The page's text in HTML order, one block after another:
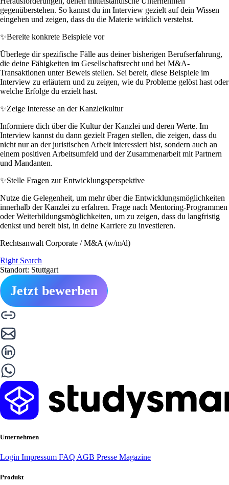
gegenüberstehen. So kannst du im Interview gezielt auf dein Wissen
eingehen und zeigen, dass du die Materie wirklich verstehst.
✨Bereite konkrete Beispiele vor
Überlege dir spezifische Fälle aus deiner bisherigen Berufserfahrung,
die deine Fähigkeiten im Gesellschaftsrecht und bei M&A-
Transaktionen unter Beweis stellen. Sei bereit, diese Beispiele im
Interview zu erläutern und zu zeigen, wie du Probleme gelöst hast oder
welche Erfolge du erzielt hast.
✨Zeige Interesse an der Kanzleikultur
Informiere dich über die Kultur der Kanzlei und deren Werte. Im
Interview kannst du dann gezielt Fragen stellen, die zeigen, dass du
nicht nur an der juristischen Arbeit interessiert bist, sondern auch an
einem positiven Arbeitsumfeld und der Zusammenarbeit mit Partnern
und Mandanten.
✨Stelle Fragen zur Entwicklungsperspektive
Nutze die Gelegenheit, um mehr über die Entwicklungsmöglichkeiten
innerhalb der Kanzlei zu erfahren. Frage nach Mentoring-Programmen
oder Weiterbildungsmöglichkeiten, um zu zeigen, dass du langfristig
denkst und bereit bist, in deine Karriere zu investieren.
Rechtsanwalt Corporate / M&A (w/m/d)
Right Search
Standort: Stuttgart
Jetzt bewerben
Unternehmen
Login Impressum FAQ AGB Presse Magazine
Produkt